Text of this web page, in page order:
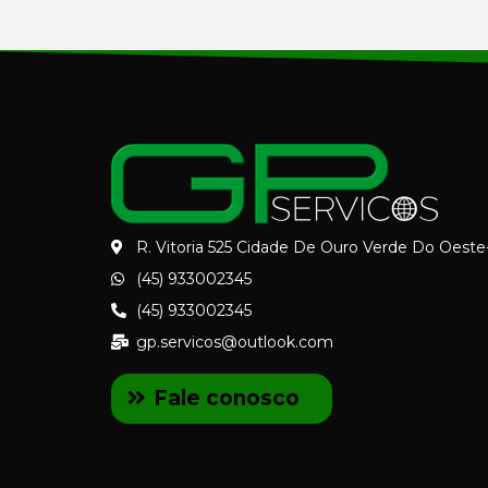
R. Vitoria 525 Cidade De Ouro Verde Do
(45) 933002345
(45) 933002345
gp.servicos@outlook.com
Fale conosco